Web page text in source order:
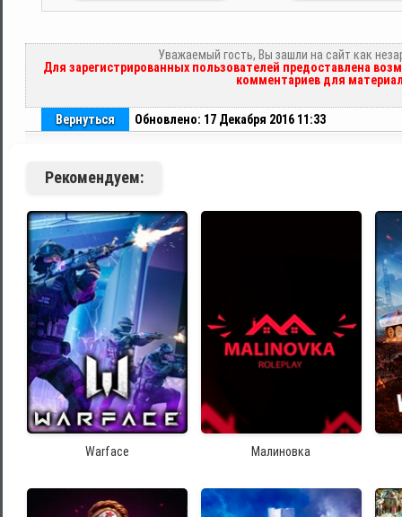
Уважаемый гость, Вы зашли на сайт как
Для зарегистрированных пользователей предоставлена
комментариев для
Вернуться Обновлено: 17 Декабря 2016 11:33
Рекомендуем:
Warface Малиновка